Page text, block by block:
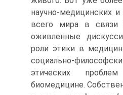
научно-медицинских
всего мира в связи
оживленные
роли этики в
социально-
этических
биомедицине.